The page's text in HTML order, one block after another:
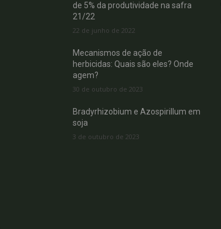
de 5% da produtividade na safra
21/22
22 de junho de 2022
Mecanismos de ação de
herbicidas: Quais são eles? Onde
agem?
30 de outubro de 2023
Bradyrhizobium e Azospirillum em
soja
3 de outubro de 2023